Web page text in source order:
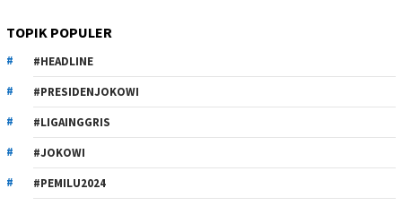
TOPIK POPULER
#HEADLINE
#PRESIDENJOKOWI
#LIGAINGGRIS
#JOKOWI
#PEMILU2024